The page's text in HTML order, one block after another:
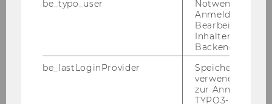
be_typo_user
Notwendig für
Anmeldung und
Bearbeitung von
Inhalten im
Backend.
be_lastLoginProvider
Speichert die
verwendete
zur Anmeldung
TYPO3-Backend.